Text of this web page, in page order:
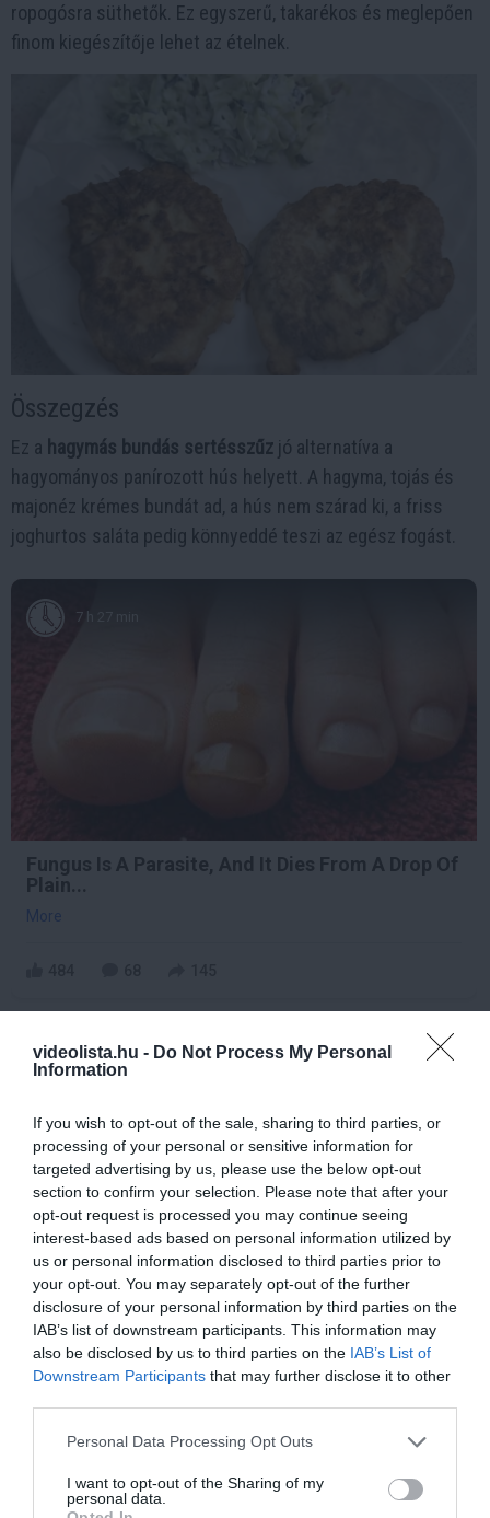
videolista.hu - Do Not Process My Personal
Information
If you wish to opt-out of the sale, sharing to third parties, or
processing of your personal or sensitive information for
targeted advertising by us, please use the below opt-out
section to confirm your selection. Please note that after your
opt-out request is processed you may continue seeing
interest-based ads based on personal information utilized by
us or personal information disclosed to third parties prior to
your opt-out. You may separately opt-out of the further
disclosure of your personal information by third parties on the
IAB’s list of downstream participants. This information may
also be disclosed by us to third parties on the IAB’s List of
Downstream Participants that may further disclose it to other
Please note that this website/app uses one or more Google
not limited to your visit or usage behaviour. You may click to
grant or deny consent to Google and its third-party tags to
Personal Data Processing Opt Outs
I want to opt-out of the Sharing of my
personal data.
ropogósra süthetők. Ez egyszerű, takarékos és meglepően
finom kiegészítője lehet az ételnek.
Összegzés
Ez a hagymás bundás sertésszűz jó alternatíva a
hagyományos panírozott hús helyett. A hagyma, tojás és
majonéz krémes bundát ad, a hús nem szárad ki, a friss
joghurtos saláta pedig könnyeddé teszi az egész fogást.
7 h 27 min
Fungus Is A Parasite, And It Dies From A Drop Of
Plain...
More
9 h 52 min
This Simple Trick Removes All Parasites From
Your Body!
More
339 91 271
26 min